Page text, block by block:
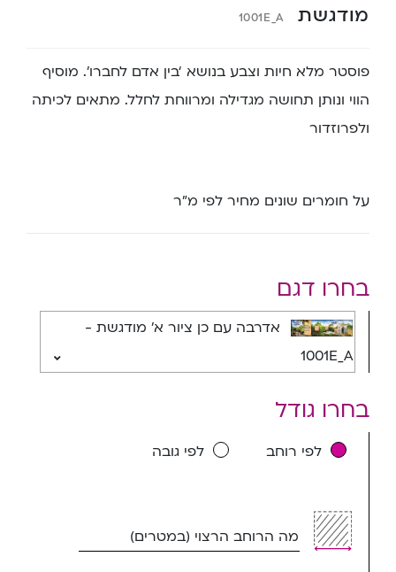
מודגשת
1001E_A
פוסטר מלא חיות וצבע בנושא ‘בין אדם לחברו’. מוסיף
הווי ונותן תחושה מגדילה ומרווחת לחלל. מתאים לכיתה
ולפרוזדור
על חומרים שונים מחיר לפי מ”ר
בחרו דגם
אדרבה עם כן ציור א' מודגשת -
1001E_A
בחרו גודל
לפי רוחב לפי גובה
מה הרוחב הרצוי (במטרים)